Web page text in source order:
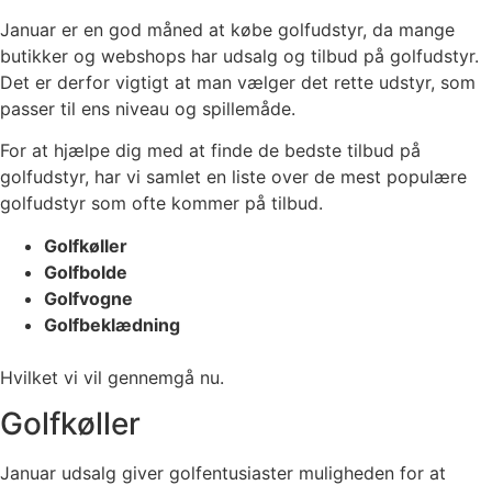
Januar er en god måned at købe golfudstyr, da mange
butikker og webshops har udsalg og tilbud på golfudstyr.
Det er derfor vigtigt at man vælger det rette udstyr, som
passer til ens niveau og spillemåde.
For at hjælpe dig med at finde de bedste tilbud på
golfudstyr, har vi samlet en liste over de mest populære
golfudstyr som ofte kommer på tilbud.
Golfkøller
Golfbolde
Golfvogne
Golfbeklædning
Hvilket vi vil gennemgå nu.
Golfkøller
Januar udsalg giver golfentusiaster muligheden for at